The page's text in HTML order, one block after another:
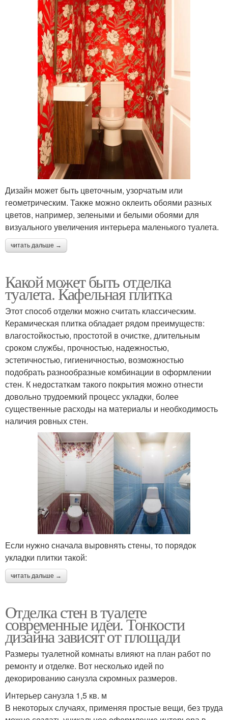
Дизайн может быть цветочным, узорчатым или
геометрическим. Также можно оклеить обоями разных
цветов, например, зелеными и белыми обоями для
визуального увеличения интерьера маленького туалета.
читать дальше →
Какой может быть отделка
туалета. Кафельная плитка
Этот способ отделки можно считать классическим.
Керамическая плитка обладает рядом преимуществ:
влагостойкостью, простотой в очистке, длительным
сроком службы, прочностью, надежностью,
эстетичностью, гигиеничностью, возможностью
подобрать разнообразные комбинации в оформлении
стен. К недостаткам такого покрытия можно отнести
довольно трудоемкий процесс укладки, более
существенные расходы на материалы и необходимость
наличия ровных стен.
Если нужно сначала выровнять стены, то порядок
укладки плитки такой:
читать дальше →
Отделка стен в туалете
современные идеи. Тонкости
дизайна зависят от площади
Размеры туалетной комнаты влияют на план работ по
ремонту и отделке. Вот несколько идей по
декорированию санузла скромных размеров.
Интерьер санузла 1,5 кв. м
В некоторых случаях, применяя простые вещи, без труда